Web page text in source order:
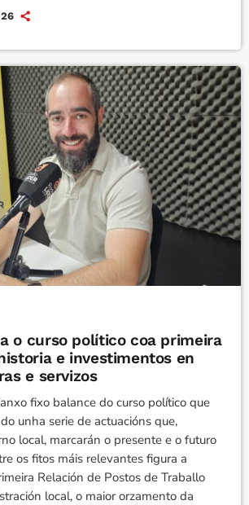
o curso político coa primeira
e investimentos en
e servizos
fixo balance do curso político que
unha serie de actuacións que,
local, marcarán o presente e o futuro
os fitos máis relevantes figura a
Relación de Postos de Traballo
local, o maior orzamento da